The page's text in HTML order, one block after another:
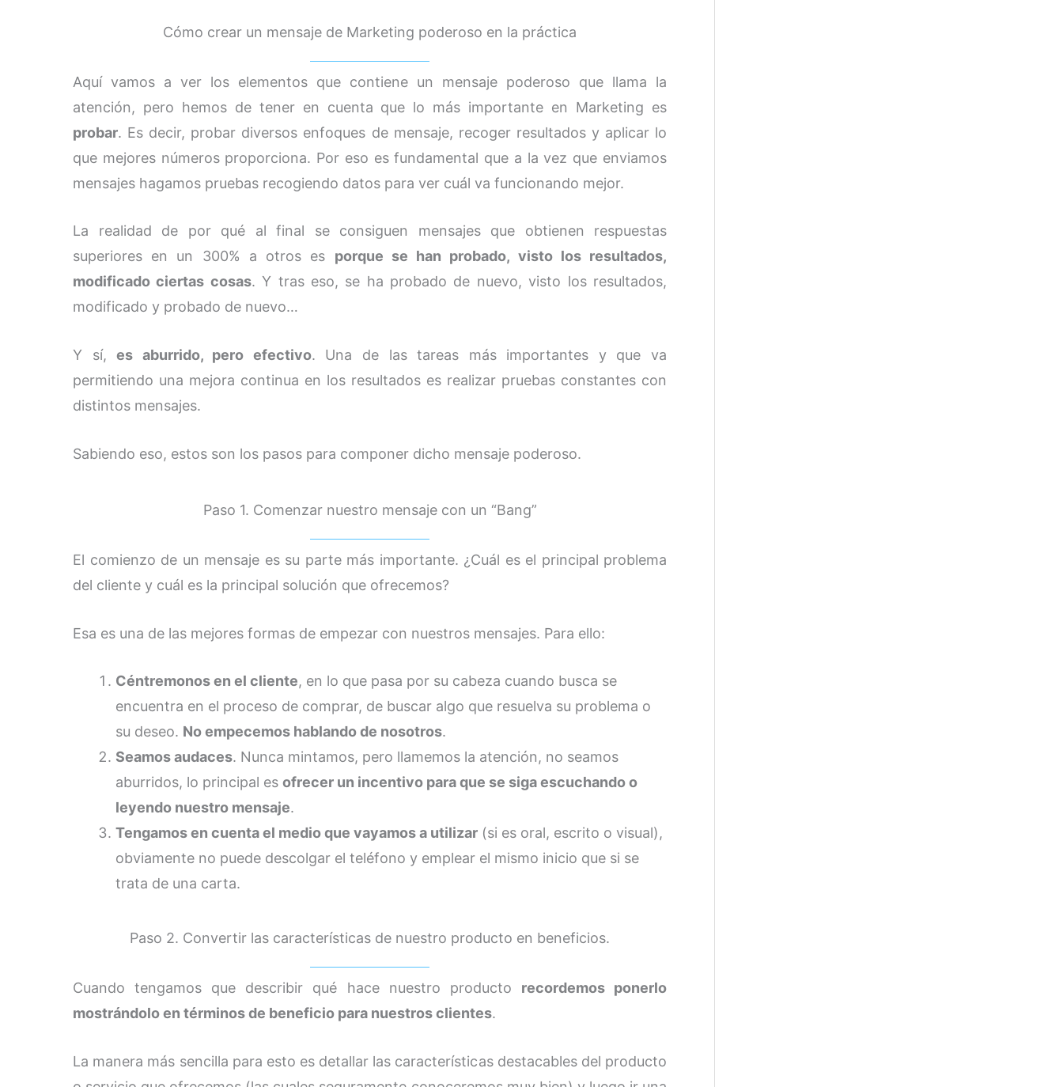
Cómo crear un mensaje de Marketing poderoso en la práctica
Aquí vamos a ver los elementos que contiene un mensaje poderoso que llama la
atención, pero hemos de tener en cuenta que lo más importante en Marketing es
probar. Es decir, probar diversos enfoques de mensaje, recoger resultados y aplicar lo
que mejores números proporciona. Por eso es fundamental que a la vez que enviamos
mensajes hagamos pruebas recogiendo datos para ver cuál va funcionando mejor.
La realidad de por qué al final se consiguen mensajes que obtienen respuestas
superiores en un 300% a otros es porque se han probado, visto los resultados,
modificado ciertas cosas. Y tras eso, se ha probado de nuevo, visto los resultados,
modificado y probado de nuevo…
Y sí,es aburrido, pero efectivo. Una de las tareas más importantes y que va
permitiendo una mejora continua en los resultados es realizar pruebas constantes con
distintos mensajes.
Sabiendo eso, estos son los pasos para componer dicho mensaje poderoso.
Paso 1. Comenzar nuestro mensaje con un “Bang”
El comienzo de un mensaje es su parte más importante. ¿Cuál es el principal problema
del cliente y cuál es la principal solución que ofrecemos?
Esa es una de las mejores formas de empezar con nuestros mensajes. Para ello:
Céntremonos en el cliente, en lo que pasa por su cabeza cuando busca se
encuentra en el proceso de comprar, de buscar algo que resuelva su problema o
su deseo. No empecemos hablando de nosotros.
Seamos audaces. Nunca mintamos, pero llamemos la atención, no seamos
aburridos, lo principal es ofrecer un incentivo para que se siga escuchando o
leyendo nuestro mensaje.
Tengamos en cuenta el medio que vayamos a utilizar (si es oral, escrito o visual),
obviamente no puede descolgar el teléfono y emplear el mismo inicio que si se
trata de una carta.
Paso 2. Convertir las características de nuestro producto en beneficios.
Cuando tengamos que describir qué hace nuestro producto recordemos ponerlo
mostrándolo en términos de beneficio para nuestros clientes.
La manera más sencilla para esto es detallar las características destacables del producto